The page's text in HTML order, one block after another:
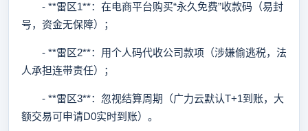
- **雷区1**：在电商平台购买“永久免费”收款码（易封
号，资金无保障）；
- **雷区2**：用个人码代收公司款项（涉嫌偷逃税，法
人承担连带责任）；
- **雷区3**：忽视结算周期（广力云默认T+1到账，大
额交易可申请D0实时到账）。